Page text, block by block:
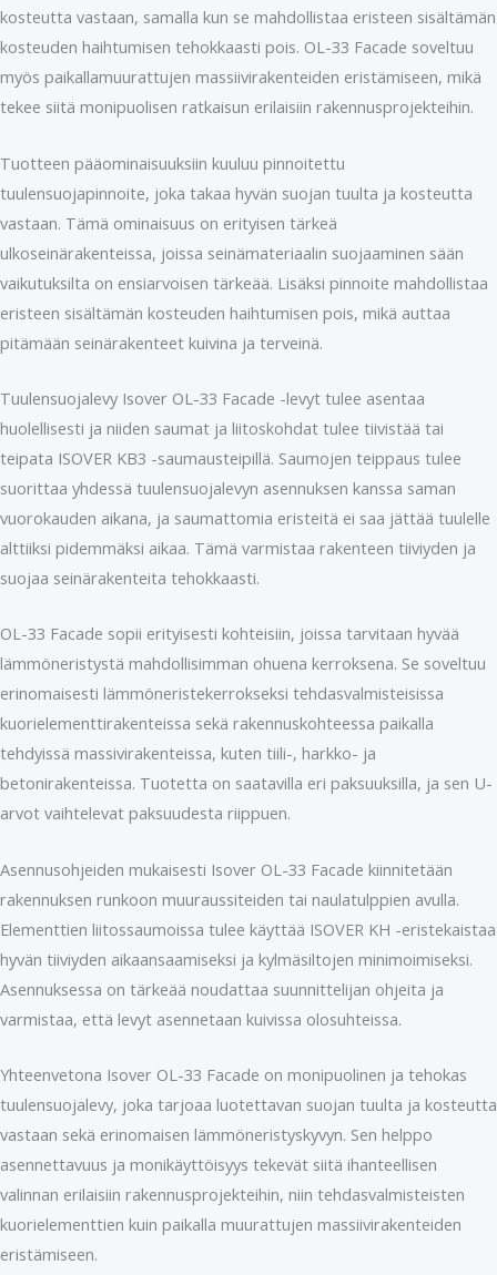
kosteutta vastaan, samalla kun se mahdollistaa eristeen sisältämän
kosteuden haihtumisen tehokkaasti pois. OL-33 Facade soveltuu
myös paikallamuurattujen massiivirakenteiden eristämiseen, mikä
tekee siitä monipuolisen ratkaisun erilaisiin rakennusprojekteihin.
Tuotteen pääominaisuuksiin kuuluu pinnoitettu
tuulensuojapinnoite, joka takaa hyvän suojan tuulta ja kosteutta
vastaan. Tämä ominaisuus on erityisen tärkeä
ulkoseinärakenteissa, joissa seinämateriaalin suojaaminen sään
vaikutuksilta on ensiarvoisen tärkeää. Lisäksi pinnoite mahdollistaa
eristeen sisältämän kosteuden haihtumisen pois, mikä auttaa
pitämään seinärakenteet kuivina ja terveinä.
Tuulensuojalevy Isover OL-33 Facade -levyt tulee asentaa
huolellisesti ja niiden saumat ja liitoskohdat tulee tiivistää tai
teipata ISOVER KB3 -saumausteipillä. Saumojen teippaus tulee
suorittaa yhdessä tuulensuojalevyn asennuksen kanssa saman
vuorokauden aikana, ja saumattomia eristeitä ei saa jättää tuulelle
alttiiksi pidemmäksi aikaa. Tämä varmistaa rakenteen tiiviyden ja
suojaa seinärakenteita tehokkaasti.
OL-33 Facade sopii erityisesti kohteisiin, joissa tarvitaan hyvää
lämmöneristystä mahdollisimman ohuena kerroksena. Se soveltuu
erinomaisesti lämmöneristekerrokseksi tehdasvalmisteisissa
kuorielementtirakenteissa sekä rakennuskohteessa paikalla
tehdyissä massivirakenteissa, kuten tiili-, harkko- ja
betonirakenteissa. Tuotetta on saatavilla eri paksuuksilla, ja sen U-
arvot vaihtelevat paksuudesta riippuen.
Asennusohjeiden mukaisesti Isover OL-33 Facade kiinnitetään
rakennuksen runkoon muuraussiteiden tai naulatulppien avulla.
Elementtien liitossaumoissa tulee käyttää ISOVER KH -eristekaistaa
hyvän tiiviyden aikaansaamiseksi ja kylmäsiltojen minimoimiseksi.
Asennuksessa on tärkeää noudattaa suunnittelijan ohjeita ja
varmistaa, että levyt asennetaan kuivissa olosuhteissa.
Yhteenvetona Isover OL-33 Facade on monipuolinen ja tehokas
tuulensuojalevy, joka tarjoaa luotettavan suojan tuulta ja kosteutta
vastaan sekä erinomaisen lämmöneristyskyvyn. Sen helppo
asennettavuus ja monikäyttöisyys tekevät siitä ihanteellisen
valinnan erilaisiin rakennusprojekteihin, niin tehdasvalmisteisten
kuorielementtien kuin paikalla muurattujen massiivirakenteiden
eristämiseen.